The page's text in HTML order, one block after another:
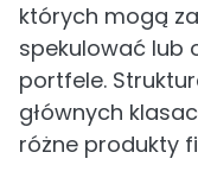
których mogą
spekulować lub
portfele.
głównych
różne produkty